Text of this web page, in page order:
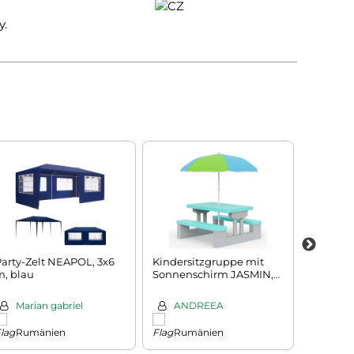
Zelt NEAPOL, 3x6
blau
Marian gabriel
Rumänien
Kindersitzgruppe mit
Sonnenschirm JASMIN,
grau/mint
ANDREEA
Rumänien